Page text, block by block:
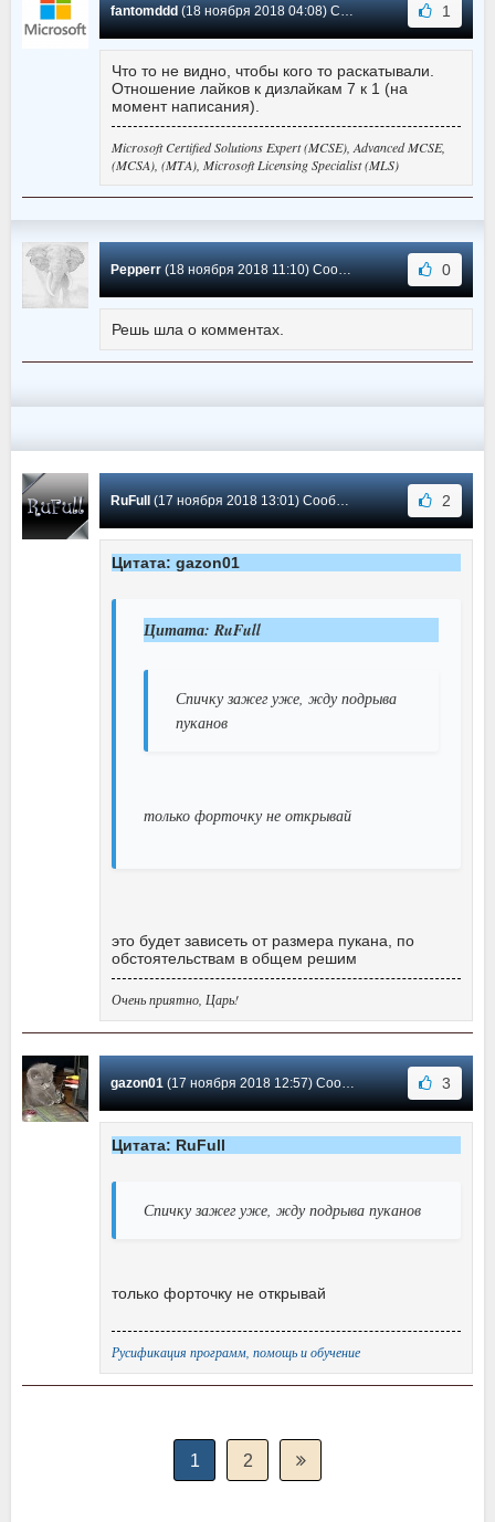
fantomddd(18 ноября 2018 04:08) Сообщение #1 1
Что то не видно, чтобы кого то раскатывали.
Отношение лайков к дизлайкам 7 к 1 (на
момент написания).
Microsoft Certified Solutions Expert (MCSE), Advanced MCSE,
(MCSA), (MTA), Microsoft Licensing Specialist (MLS)
Pepperr(18 ноября 2018 11:10) Сообщение #0 0
Решь шла о комментах.
RuFull(17 ноября 2018 13:01) Сообщение #-1 2
Цитата: gazon01
Цитата: RuFull
Спичку зажег уже, жду подрыва
пуканов
только форточку не открывай
это будет зависеть от размера пукана, по
обстоятельствам в общем решим
Очень приятно, Царь!
gazon01(17 ноября 2018 12:57) Сообщение #-2 3
Цитата: RuFull
Спичку зажег уже, жду подрыва пуканов
только форточку не открывай
Русификация программ, помощь и обучение
1 2